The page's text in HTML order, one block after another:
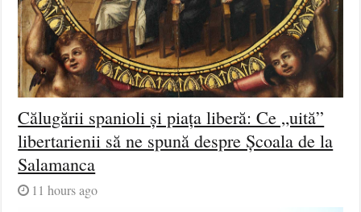
Călugării spanioli și piața liberă: Ce „uită”
libertarienii să ne spună despre Școala de la
Salamanca
11 hours ago